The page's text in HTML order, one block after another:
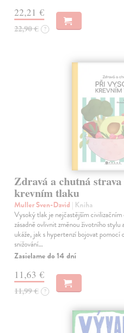
22,21 €
22,90 € ?
Zdravá a chutná
krevním tlaku
Muller Sven-David | Kniha
Vysoký tlak je nejčastějším
zásadně ovlivnit změnou životního stylu
ukáže, jak s hypertenzí bojovat
snižování…
Zasielame do 14 dní
11,63 €
11,99 € ?